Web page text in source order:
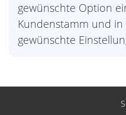
gewünschte Option
Kundenstamm und in
gewünschte